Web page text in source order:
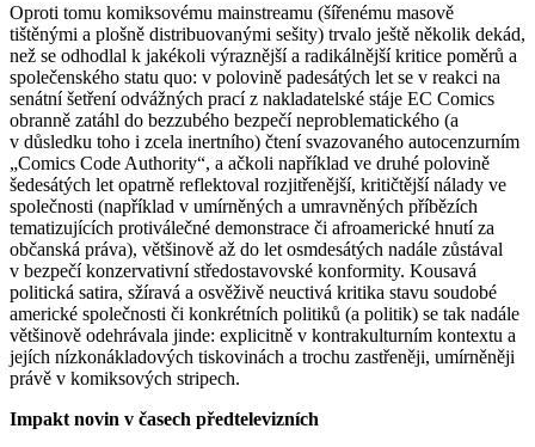
Oproti tomu komiksovému mainstreamu (šířenému masově
tištěnými a plošně distribuovanými sešity) trvalo ještě několik dekád,
než se odhodlal k jakékoli výraznější a radikálnější kritice poměrů a
společenského statu quo: v polovině padesátých let se v reakci na
senátní šetření odvážných prací z nakladatelské stáje EC Comics
obranně zatáhl do bezzubého bezpečí neproblematického (a
v důsledku toho i zcela inertního) čtení svazovaného autocenzurním
„Comics Code Authority“, a ačkoli například ve druhé polovině
šedesátých let opatrně reflektoval rozjitřenější, kritičtější nálady ve
společnosti (například v umírněných a umravněných příbězích
tematizujících protiválečné demonstrace či afroamerické hnutí za
občanská práva), většinově až do let osmdesátých nadále zůstával
v bezpečí konzervativní středostavovské konformity. Kousavá
politická satira, sžíravá a osvěživě neuctivá kritika stavu soudobé
americké společnosti či konkrétních politiků (a politik) se tak nadále
většinově odehrávala jinde: explicitně v kontrakulturním kontextu a
jejích nízkonákladových tiskovinách a trochu zastřeněji, umírněněji
právě v komiksových stripech.
Impakt novin v časech předtelevizních